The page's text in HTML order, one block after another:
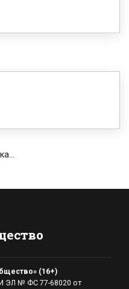
(16+)
ЭЛ № ФС 77-68020 от